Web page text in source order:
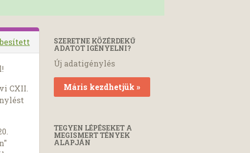
CXII.
SZERETNE KÖZÉRDEKŰ
ADATOT IGÉNYELNI?
Új adatigénylés
Máris kezdhetjük »
TEGYEN LÉPÉSEKET A
MEGISMERT TÉNYEK
ALAPJÁN